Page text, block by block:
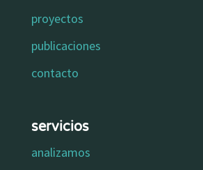
proyectos
publicaciones
contacto
servicios
analizamos